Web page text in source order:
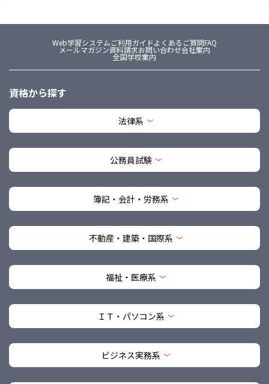
Web学習システムご利用ガイドよくあるご質問FAQ
メールマガジン資料請求お問い合わせ会社案内
全国学校案内
資格から探す
法律系
公務員試験
簿記・会計・労務系
不動産・建築・国際系
福祉・医療系
ＩＴ・パソコン系
ビジネス実務系